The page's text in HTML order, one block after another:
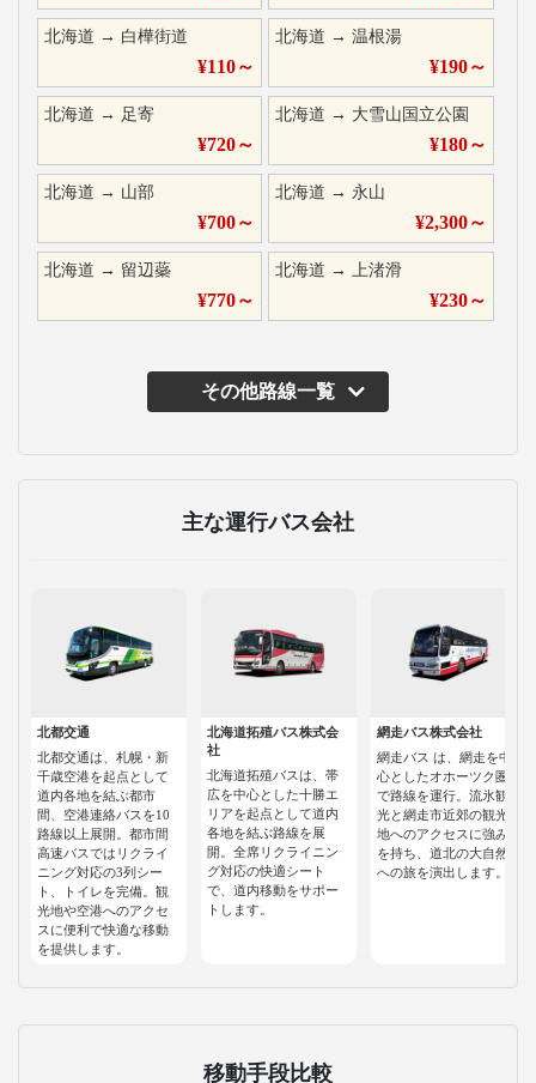
北海道 → 白樺街道
¥110～
北海道 →温根湯
¥190～
北海道 → 足寄
¥720～
北海道 → 大雪山国立公園
¥180～
北海道 → 山部
¥700～
北海道 → 永山
¥2,300～
北海道 → 留辺蘂
¥770～
北海道 →上渚滑
¥230～
その他路線一覧
主な運行バス会社
北都交通
北都交通は、札幌・新
千歳空港を起点として
道内各地を結ぶ都市
間、空港連絡バスを10
路線以上展開。都市間
高速バスではリクライ
ニング対応の3列シー
ト、トイレを完備。観
光地や空港へのアクセ
スに便利で快適な移動
を提供します。
北海道拓殖バス株式会
社
北海道拓殖バスは、帯
広を中心とした十勝エ
リアを起点として道内
各地を結ぶ路線を展
開。全席リクライニン
グ対応の快適シート
で、道内移動をサポー
トします。
網走バス株式会社
網走バス は、網走を中
心としたオホーツク圏
で路線を運行。流氷観
光と網走市近郊の観光
地へのアクセスに強み
を持ち、道北の大自然
への旅を演出します。
移動手段比較